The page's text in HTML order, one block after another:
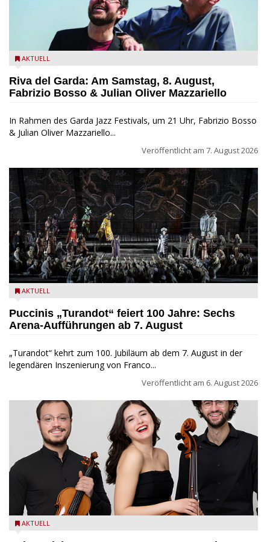
Fabrizio Bosso & Julian Oliver Mazzariello zu Gast beim Garda
AKTUELL
Riva del Garda: Am Samstag, 8. August,
Fabrizio Bosso & Julian Oliver Mazzariello
In Rahmen des Garda Jazz Festivals, um 21 Uhr, Fabrizio Bosso
& Julian Oliver Mazzariello...
Veröffentlicht am 7. August 2026
Turandot in der Arena von Verona - Ennevi für Fondazione
AKTUELL
Puccinis „Turandot“ feiert 100 Jahre: Sechs
Arena-Aufführungen ab 7. August
„Turandot“ kehrt zum 100. Jubiläum ab dem 7. August in der
legendären Inszenierung von Franco...
Veröffentlicht am 6. August 2026
Trio Adamello
AKTUELL